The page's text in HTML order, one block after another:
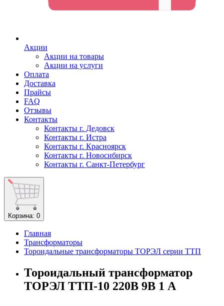
Акции
Акции на товары
Акции на услуги
Оплата
Доставка
Прайсы
FAQ
Отзывы
Контакты
Контакты г. Дедовск
Контакты г. Истра
Контакты г. Красноярск
Контакты г. Новосибирск
Контакты г. Санкт-Петербург
Корзина: 0
Главная
Трансформаторы
Тороидальные трансформаторы ТОРЭЛ серии ТТП
Тороидальный трансформатор
ТОРЭЛ ТТП-10 220В 9В 1 А